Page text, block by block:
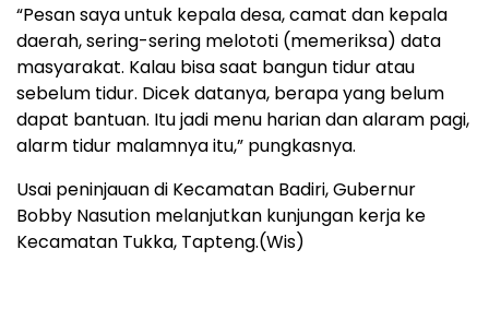
“Pesan saya untuk kepala desa, camat dan kepala
daerah, sering-sering melototi (memeriksa) data
masyarakat. Kalau bisa saat bangun tidur atau
sebelum tidur. Dicek datanya, berapa yang belum
dapat bantuan. Itu jadi menu harian dan alaram pagi,
alarm tidur malamnya itu,” pungkasnya.
Usai peninjauan di Kecamatan Badiri, Gubernur
Bobby Nasution melanjutkan kunjungan kerja ke
Kecamatan Tukka, Tapteng.(Wis)